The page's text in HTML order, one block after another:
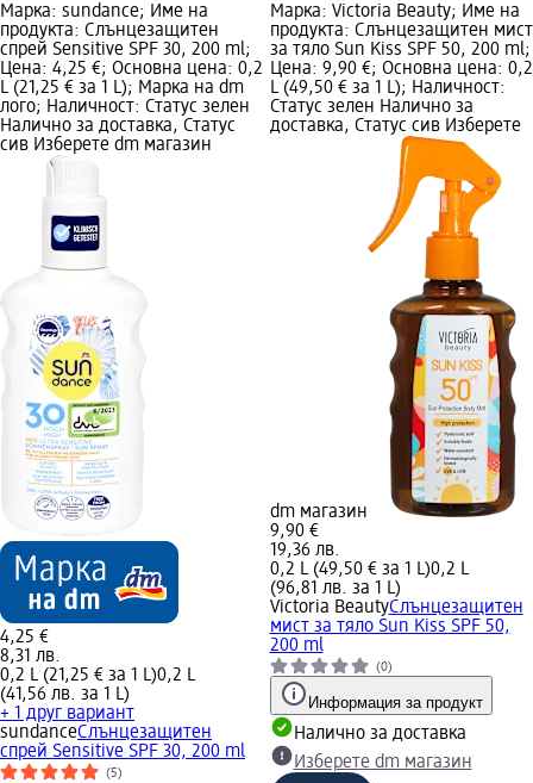
Марка: sundance; Име на
продукта: Слънцезащитен
спрей Sensitive SPF 30, 200 ml;
Цена: 4,25 €; Основна цена: 0,2
L (21,25 € за 1 L); Марка на dm
лого; Наличност: Статус зелен
Налично за доставка, Статус
сив Изберете dm магазин
4,25 €
8,31 лв.
0,2 L (21,25 € за 1 L)0,2 L
(41,56 лв. за 1 L)
+ 1 друг вариант
sundanceСлънцезащитен
спрей Sensitive SPF 30, 200 ml
(5)
Марка: Victoria Beauty; Име на
продукта: Слънцeзащитен мист
за тяло Sun Kiss SPF 50, 200 ml;
Цена: 9,90 €; Основна цена: 0,2
L (49,50 € за 1 L); Наличност:
Статус зелен Налично за
доставка, Статус сив Изберете
dm магазин
9,90 €
19,36 лв.
0,2 L (49,50 € за 1 L)0,2 L
(96,81 лв. за 1 L)
Victoria BeautyСлънцeзащитен
мист за тяло Sun Kiss SPF 50,
200 ml
(0)
Информация за продукт
Налично за доставка
Изберете dm магазин